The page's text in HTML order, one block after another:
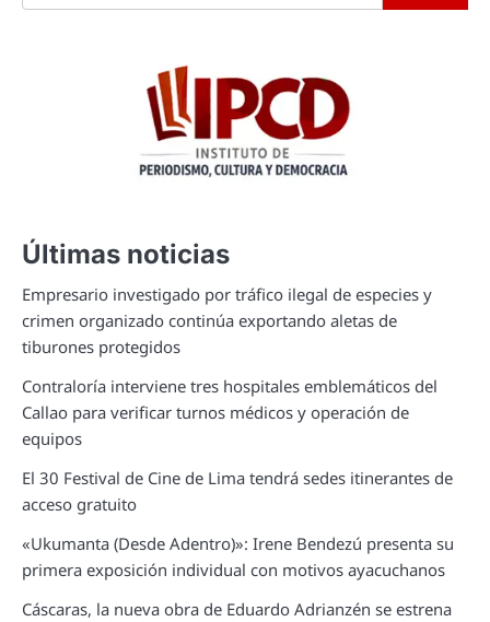
Últimas noticias
Empresario investigado por tráfico ilegal de especies y
crimen organizado continúa exportando aletas de
tiburones protegidos
Contraloría interviene tres hospitales emblemáticos del
Callao para verificar turnos médicos y operación de
equipos
El 30 Festival de Cine de Lima tendrá sedes itinerantes de
acceso gratuito
«Ukumanta (Desde Adentro)»: Irene Bendezú presenta su
primera exposición individual con motivos ayacuchanos
Cáscaras, la nueva obra de Eduardo Adrianzén se estrena